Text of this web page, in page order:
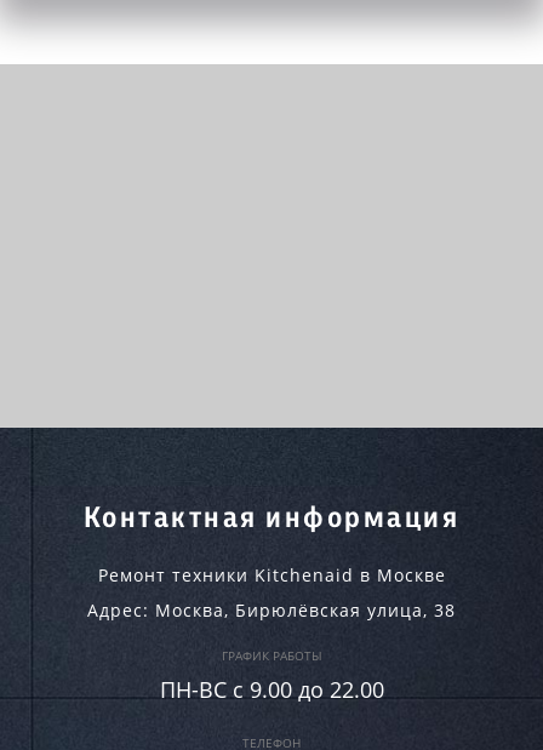
Контактная информация
Ремонт техники Kitchenaid в Москве
Адрес: Москва, Бирюлёвская улица, 38
ГРАФИК РАБОТЫ
ПН-ВC c 9.00 до 22.00
ТЕЛЕФОН